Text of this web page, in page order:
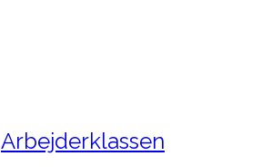
Arbejderklassen